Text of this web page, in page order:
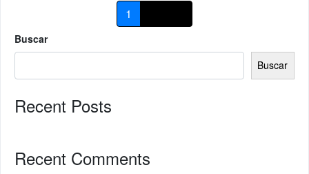
1
Buscar
Buscar
Recent Posts
Recent Comments